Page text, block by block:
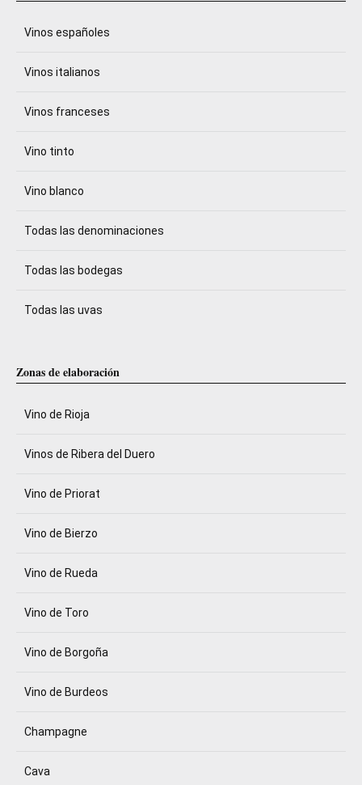
Vinos españoles
Vinos italianos
Vinos franceses
Vino tinto
Vino blanco
Todas las denominaciones
Todas las bodegas
Todas las uvas
Zonas de elaboración
Vino de Rioja
Vinos de Ribera del Duero
Vino de Priorat
Vino de Bierzo
Vino de Rueda
Vino de Toro
Vino de Borgoña
Vino de Burdeos
Champagne
Cava